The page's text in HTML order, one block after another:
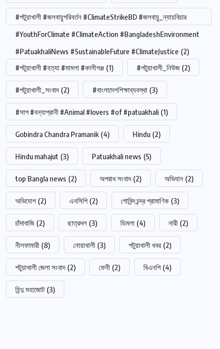
#পটুয়াখালী #জলবায়ুপরিবর্তন #ClimateStrikeBD #জলবায়ু_ন্যায়বিচার
#YouthForClimate #ClimateAction #BangladeshEnvironment
#PatuakhaliNews #SustainableFuture #ClimateJustice (2)
#পটুয়াখালী #হত্যা #মামলা #কালীগঞ্জ (1) #পটুয়াখালী_নিউজ (2)
#পটুয়াখালী_সংবাদ (2) #বাংলাদেশশিক্ষাব্যবস্থা (3)
#সাপ #বন্যাপ্রানী #Animal #lovers #of #patuakhali (1)
Gobindra Chandra Pramanik (4) Hindu (2)
Hindu mahajut (3) Patuakhali news (5)
top Bangla news (2) অপরাধ সংবাদ (2) অভিযান (2)
অভিযোগ (2) এনসিপি (2) গোবিন্দ চন্দ্র প্রামাণিক (3)
চাঁদাবাজি (2) ছাত্রদল (3) ডিমলা (4) নারী (2)
নীলফামারী (8) নোয়াখালী (3) পটুয়াখালী খবর (2)
পটুয়াখালী জেলা সংবাদ (2) ফেনী (2) বিএনপি (4)
হিন্দু মহাজোট (3)